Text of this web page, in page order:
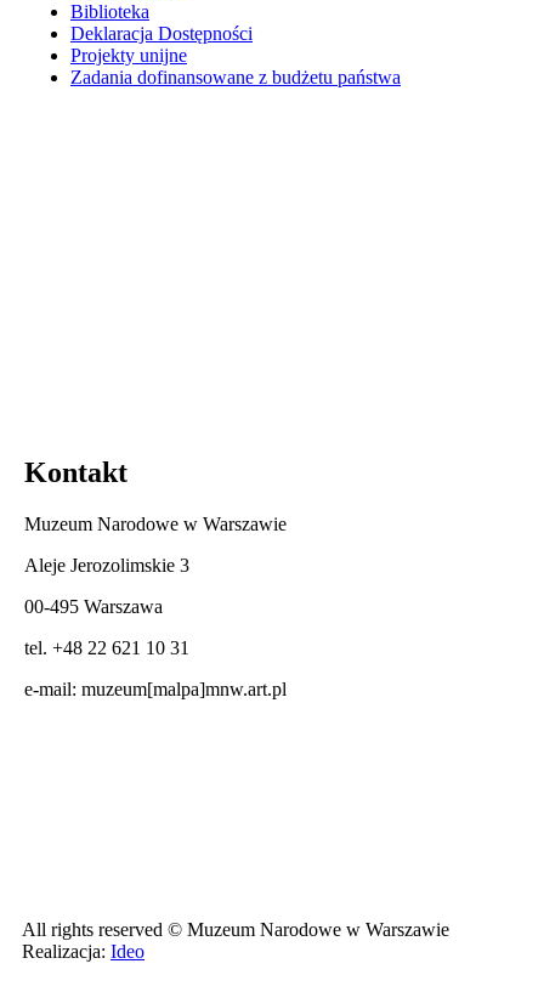
Biblioteka
Deklaracja Dostępności
Projekty unijne
Zadania dofinansowane z budżetu państwa
Kontakt
Muzeum Narodowe w Warszawie
Aleje Jerozolimskie 3
00-495 Warszawa
tel. +48 22 621 10 31
e-mail: muzeum[malpa]mnw.art.pl
All rights reserved © Muzeum Narodowe w Warszawie
Realizacja: Ideo